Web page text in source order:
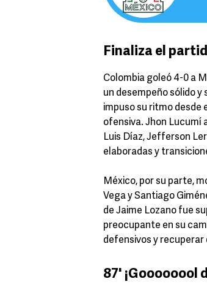
Finaliza el
Colombia goleó 4-0 a
un desempeño sólido
impuso su ritmo desde
ofensiva. Jhon Lucumí
Luis Díaz, Jefferson
elaboradas y
México, por su parte,
Vega y Santiago
de Jaime Lozano fue
preocupante en su
defensivos y recuperar
87' ¡Goooooool